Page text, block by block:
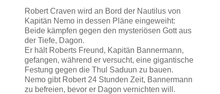
Robert Craven wird an Bord der Nautilus von
Kapitän Nemo in dessen Pläne eingeweiht:
Beide kämpfen gegen den mysteriösen Gott aus
der Tiefe, Dagon.
Er hält Roberts Freund, Kapitän Bannermann,
gefangen, während er versucht, eine gigantische
Festung gegen die Thul Saduun zu bauen.
Nemo gibt Robert 24 Stunden Zeit, Bannermann
zu befreien, bevor er Dagon vernichten will.